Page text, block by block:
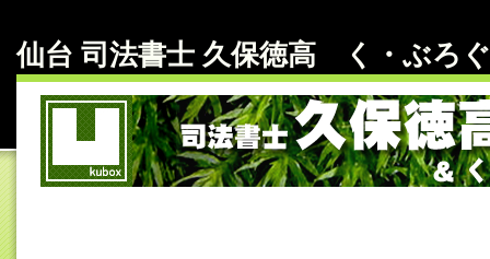
仙台 司法書士 久保徳高 く・ぶろ